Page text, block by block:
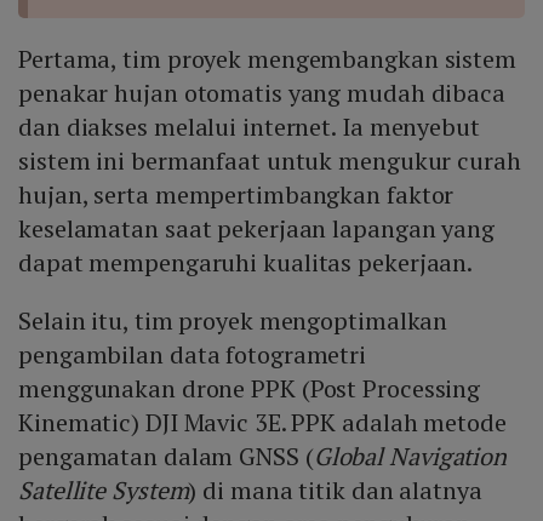
Pertama, tim proyek mengembangkan sistem
penakar hujan otomatis yang mudah dibaca
dan diakses melalui internet. Ia menyebut
sistem ini bermanfaat untuk mengukur curah
hujan, serta mempertimbangkan faktor
keselamatan saat pekerjaan lapangan yang
dapat mempengaruhi kualitas pekerjaan.
Selain itu, tim proyek mengoptimalkan
pengambilan data fotogrametri
menggunakan drone PPK (Post Processing
Kinematic) DJI Mavic 3E. PPK adalah metode
pengamatan dalam GNSS (Global Navigation
Satellite System) di mana titik dan alatnya